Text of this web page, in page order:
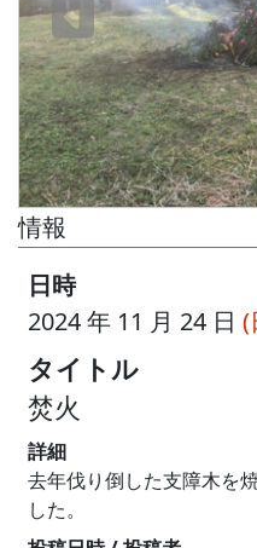
情報
日時
2024 年 11 月 24 日 (
タイトル
焚火
詳細
去年伐り倒した支障木を
した。